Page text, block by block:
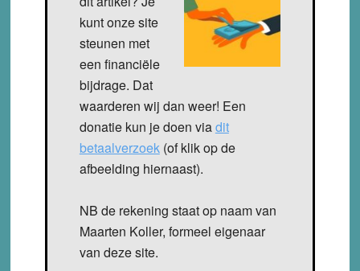
kunt onze site
steunen met
een financiële
bijdrage. Dat
waarderen wij dan weer! Een
donatie kun je doen viadit
betaalverzoek(of klik op de
afbeelding hiernaast).
NB de rekening staat op naam van
Maarten Koller, formeel eigenaar
van deze site.